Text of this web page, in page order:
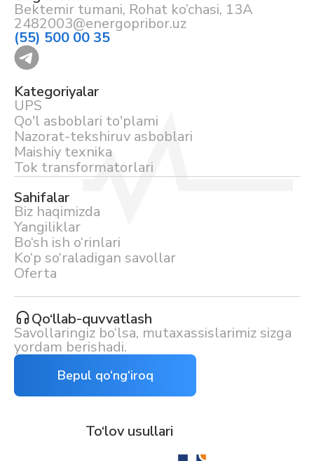
Bektemir tumani, Rohat ko’chasi, 13A
2482003@energopribor.uz
(55) 500 00 35
Kategoriyalar
UPS
Qo'l asboblari to'plami
Nazorat-tekshiruv asboblari
Maishiy texnika
Tok transformatorlari
Sahifalar
Biz haqimizda
Yangiliklar
Bo‘sh ish o‘rinlari
Ko‘p so‘raladigan savollar
Oferta
Qo‘llab-quvvatlash
Savollaringiz bo‘lsa, mutaxassislarimiz sizga
yordam berishadi.
Bepul qo‘ng‘iroq
To‘lov usullari